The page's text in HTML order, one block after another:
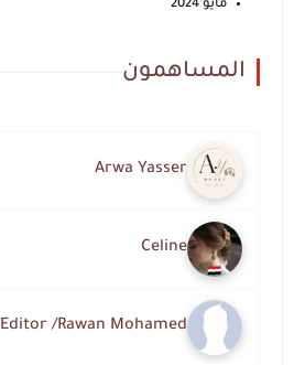
مايو 2024
المساهمون
Arwa Yasser
Celine
Editor /Rawan Mohamed